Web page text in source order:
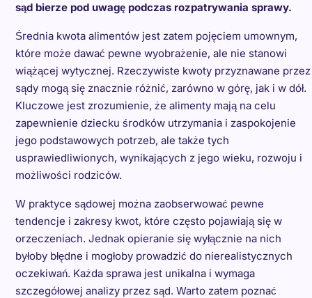
sąd bierze pod uwagę podczas rozpatrywania sprawy.
Średnia kwota alimentów jest zatem pojęciem umownym,
które może dawać pewne wyobrażenie, ale nie stanowi
wiążącej wytycznej. Rzeczywiste kwoty przyznawane przez
sądy mogą się znacznie różnić, zarówno w górę, jak i w dół.
Kluczowe jest zrozumienie, że alimenty mają na celu
zapewnienie dziecku środków utrzymania i zaspokojenie
jego podstawowych potrzeb, ale także tych
usprawiedliwionych, wynikających z jego wieku, rozwoju i
możliwości rodziców.
W praktyce sądowej można zaobserwować pewne
tendencje i zakresy kwot, które często pojawiają się w
orzeczeniach. Jednak opieranie się wyłącznie na nich
byłoby błędne i mogłoby prowadzić do nierealistycznych
oczekiwań. Każda sprawa jest unikalna i wymaga
szczegółowej analizy przez sąd. Warto zatem poznać